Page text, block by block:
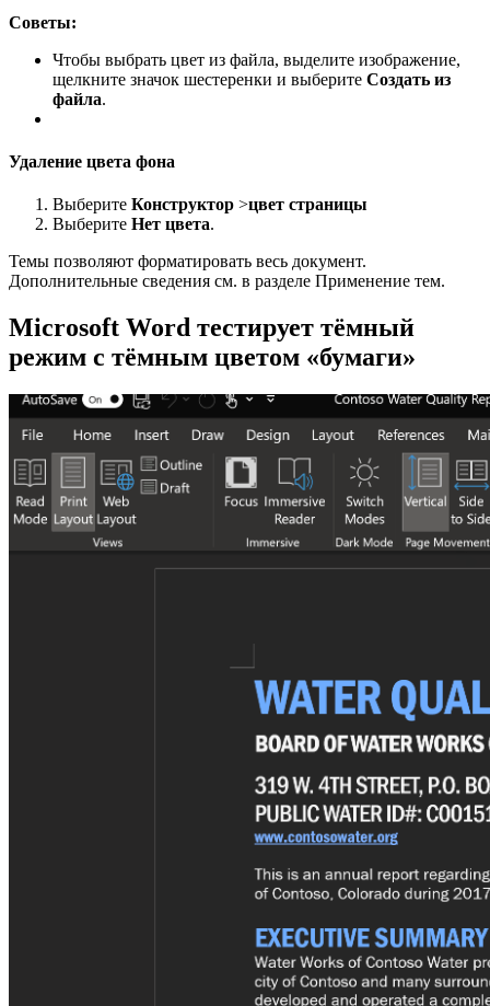
Советы:
Чтобы выбрать цвет из файла, выделите изображение,
щелкните значок шестеренки и выберите Создать из
файла.
Удаление цвета фона
Выберите Конструктор >цвет страницы
Выберите Нет цвета.
Темы позволяют форматировать весь документ.
Дополнительные сведения см. в разделе Применение тем.
Microsoft Word тестирует тёмный
режим с тёмным цветом «бумаги»